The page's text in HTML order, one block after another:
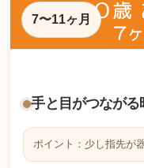
7〜11ヶ月
手と目がつながる
ポイント：少し指先が